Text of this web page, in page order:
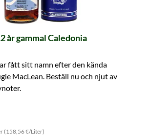
år gammal Caledonia
fått sitt namn efter den kända
MacLean. Beställ nu och njut av
(158,56 €/Liter)